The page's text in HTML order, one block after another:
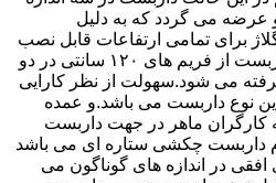
تولید و عرضه می گردد که به دلیل
برای تمامی ارتفاعات قابل نصب
می باشد و همچنین این نوع داربست از فریم های ۱۲۰ سانتی در دو
می شود.سهولت از نظر کارایی
نوع داربست می باشد.و عمده
کارگران ماهر در جهت داربست
داربست چکشی ستاره ای می باشد
افقی در اندازه های گوناگون می